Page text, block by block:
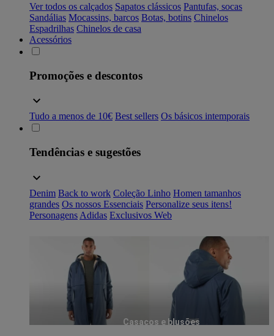
Ver todos os calçados Sapatos clássicos Pantufas, socas
Sandálias Mocassins, barcos Botas, botins Chinelos
Espadrilhas Chinelos de casa
Acessórios
Promoções e descontos
Tudo a menos de 10€ Best sellers Os básicos intemporais
Tendências e sugestões
Denim Back to work Coleção Linho Homen tamanhos
grandes Os nossos Essenciais Personalize seus itens!
Personagens Adidas Exclusivos Web
Casacos e blusões